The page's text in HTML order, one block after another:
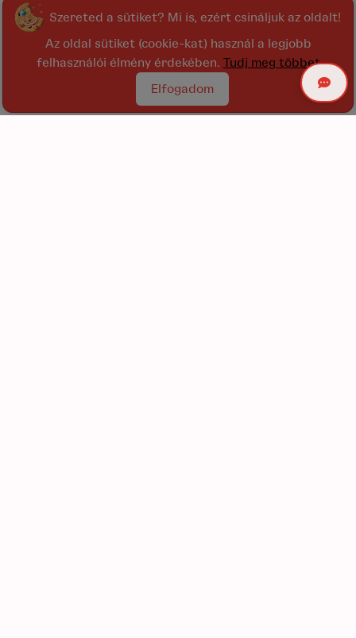
Szereted a sütiket? Mi is, ezért csináljuk az oldalt!
Az oldal sütiket (cookie-kat) használ a legjobb
felhasználói élmény érdekében. Tudj meg többet
Elfogadom